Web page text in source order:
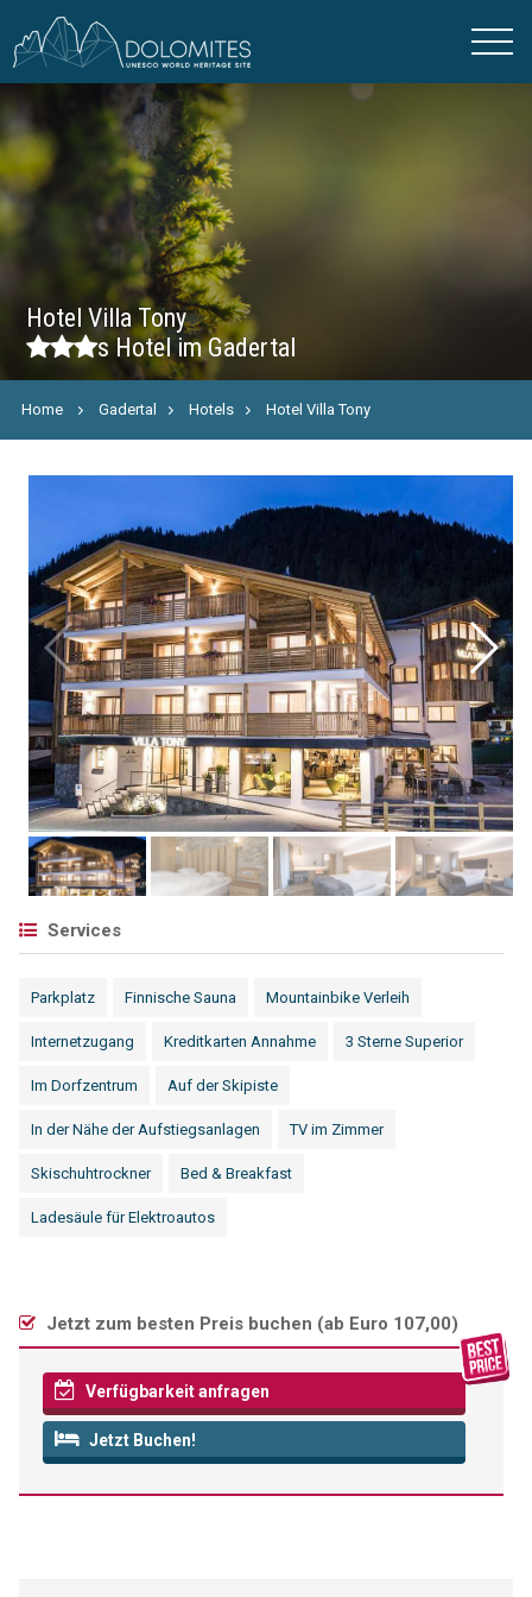
Hotel Villa Tony
sHotel im Gadertal
Home Gadertal Hotels Hotel Villa Tony
Services
Parkplatz Finnische Sauna Mountainbike Verleih
Internetzugang Kreditkarten Annahme 3 Sterne Superior
Im Dorfzentrum Auf der Skipiste
In der Nähe der Aufstiegsanlagen TV im Zimmer
Skischuhtrockner Bed & Breakfast
Ladesäule für Elektroautos
Jetzt zum besten Preis buchen (ab Euro 107,00)
Verfügbarkeit anfragen
Jetzt Buchen!